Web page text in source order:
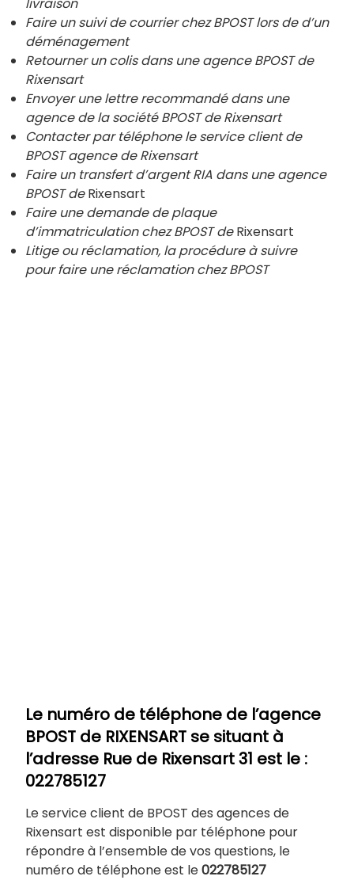
Faire un suivi de courrier chez BPOST lors de d’un
déménagement
Retourner un colis dans une agence BPOST de
Rixensart
Envoyer une lettre recommandé dans une
agence de la société BPOST de Rixensart
Contacter par téléphone le service client de
BPOST agence de Rixensart
Faire un transfert d’argent RIA dans une agence
BPOST deRixensart
Faire une demande de plaque
d’immatriculation chez BPOST deRixensart
Litige ou réclamation, la procédure à suivre
pour faire une réclamation chez BPOST
Le numéro de téléphone de l’agence
BPOST de RIXENSART se situant à
l’adresse Rue de Rixensart 31 est le :
022785127
Le service client de BPOST des agences de
Rixensart est disponible par téléphone pour
répondre à l’ensemble de vos questions, le
numéro de téléphone est le022785127